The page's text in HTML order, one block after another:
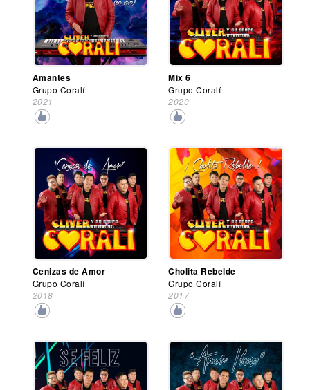
Amantes
Grupo Coralí
2021
Mix 6
Grupo Coralí
2020
Cenizas de Amor
Grupo Coralí
2018
Cholita Rebelde
Grupo Coralí
2017